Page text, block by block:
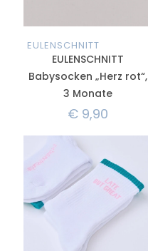
EULENSCHNITT
EULENSCHNITT
Babysocken „Herz rot“,
3 Monate
€ 9,90